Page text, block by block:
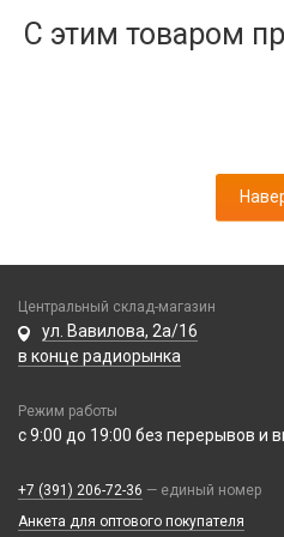
С этим товаром
Камеры
Проклейки
Шлейфы
АЗУ
АЗУ + FM-модулятор
АЗУ + кабель
Кабели
3 в 1
4 в 1
Компьютерная периферия
Аксессуары для ПК
Центральный склад-магазин
ул. Вавилова, 2а/16
в конце радиорынка
Режим работы
с 9:00 до 19:00 без перерывов и
+7 (391) 206-72-36 — единый номер
Анкета для оптового покупателя